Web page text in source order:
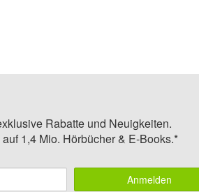
Rabatte und Neuigkeiten.
1,4 Mio. Hörbücher & E-Books.*
Anmelden